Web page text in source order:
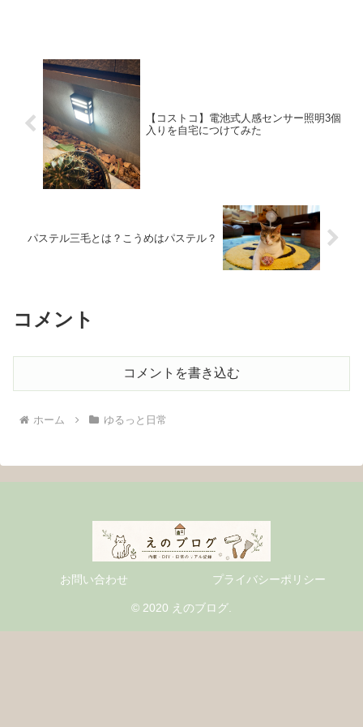
【コストコ】電池式人感センサー照明3個
入りを自宅につけてみた
パステル三毛とは？こうめはパステル？
コメント
コメントを書き込む
ホーム ゆるっと日常
お問い合わせ プライバシーポリシー
© 2020 えのブログ.